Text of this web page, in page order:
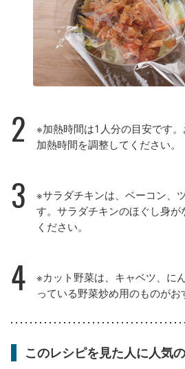
2
※加熱時間は1人分の目安です
加熱時間を調整してください。
3
※サラダチキンは、ベーコン、
す。サラダチキンのほぐし身が
ください。
4
※カット野菜は、キャベツ、に
っている野菜炒め用のものがお
このレシピを見た人に人気